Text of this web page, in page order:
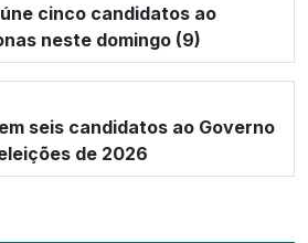
cinco candidatos ao
neste domingo (9)
seis candidatos ao Governo
de 2026